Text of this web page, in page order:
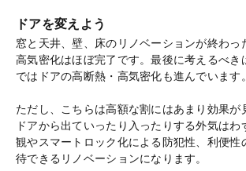
ドアを変えよう
窓と天井、壁、床のリノベーションが終わっ
高気密化はほぼ完了です。最後に考えるべき
ではドアの高断熱・高気密化も進んでいます。
ただし、こちらは高額な割にはあまり効果が
ドアから出ていったり入ったりする外気は
観やスマートロック化による防犯性、利便性
待できるリノベーションになります。